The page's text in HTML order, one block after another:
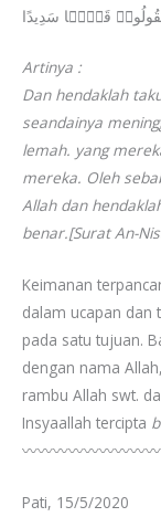
Artinya :
Dan hendaklah
seandainya
lemah. yang
mereka. Oleh
Allah dan
benar.[Surat An-
Keimanan
dalam ucapan dan
pada satu tujuan.
dengan nama
rambu Allah swt.
Insyaallah tercipta
〰️〰️〰️〰️〰️〰️〰️〰️
Pati, 15/5/2020